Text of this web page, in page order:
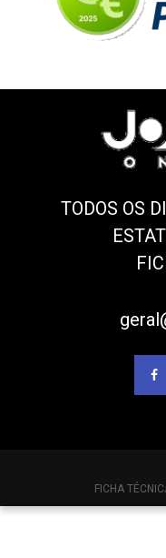
TODOS OS
FICHA